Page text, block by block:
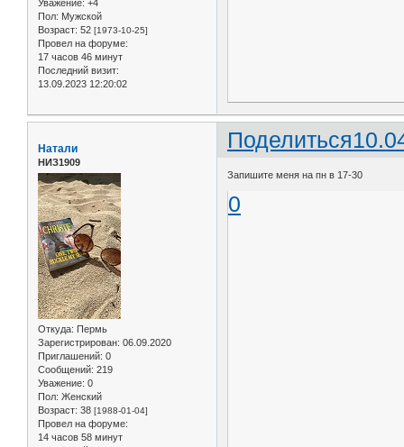
Уважение: +4
Пол: Мужской
Возраст: 52 [1973-10-25]
Провел на форуме:
17 часов 46 минут
Последний визит:
13.09.2023 12:20:02
Поделиться
Натали
НИЗ1909
Откуда: Пермь
Зарегистрирован: 06.09.2020
Приглашений: 0
Сообщений: 219
Уважение: 0
Пол: Женский
Возраст: 38 [1988-01-04]
Провел на форуме:
14 часов 58 минут
Запишите меня на пн в 17-30
0